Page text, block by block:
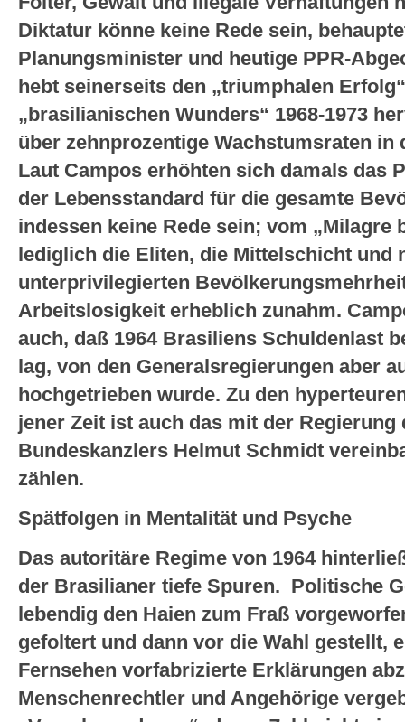
Diktatur könne keine Rede sein,
Planungsminister und heutige PPR-
hebt seinerseits den „triumphalen
„brasilianischen Wunders“ 1968-1973
über zehnprozentige Wachstumsraten
Laut Campos erhöhten sich damals das
der Lebensstandard für die gesamte
indessen keine Rede sein; vom
lediglich die Eliten, die Mittelschicht und
unterprivilegierten
Arbeitslosigkeit erheblich zunahm.
auch, daß 1964 Brasiliens Schuldenlast
lag, von den Generalsregierungen aber
hochgetrieben wurde. Zu den
jener Zeit ist auch das mit der Regierung
Bundeskanzlers Helmut Schmidt
zählen.
Spätfolgen in Mentalität und Psyche
Das autoritäre Regime von 1964
der Brasilianer tiefe Spuren. Politische
lebendig den Haien zum Fraß
gefoltert und dann vor die Wahl gestellt,
Fernsehen vorfabrizierte Erklärungen
Menschenrechtler und Angehörige